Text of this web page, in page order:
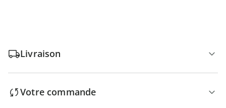
Livraison
Votre commande